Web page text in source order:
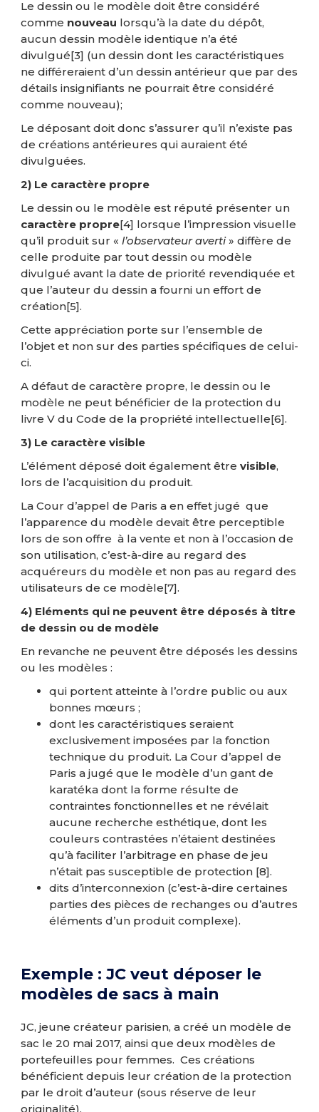
Le dessin ou le modèle doit être considéré
comme nouveau lorsqu’à la date du dépôt,
aucun dessin modèle identique n’a été
divulgué[3] (un dessin dont les caractéristiques
ne différeraient d’un dessin antérieur que par des
détails insignifiants ne pourrait être considéré
comme nouveau);
Le déposant doit donc s’assurer qu’il n’existe pas
de créations antérieures qui auraient été
divulguées.
2) Le caractère propre
Le dessin ou le modèle est réputé présenter un
caractère propre[4] lorsque l’impression visuelle
qu’il produit sur « l’observateur averti» diffère de
celle produite par tout dessin ou modèle
divulgué avant la date de priorité revendiquée et
que l’auteur du dessin a fourni un effort de
création[5].
Cette appréciation porte sur l’ensemble de
l’objet et non sur des parties spécifiques de celui-
ci.
A défaut de caractère propre, le dessin ou le
modèle ne peut bénéficier de la protection du
livre V du Code de la propriété intellectuelle[6].
3) Le caractère visible
L’élément déposé doit également être visible,
lors de l’acquisition du produit.
La Cour d’appel de Paris a en effet jugé que
l’apparence du modèle devait être perceptible
lors de son offre à la vente et non à l’occasion de
son utilisation, c’est-à-dire au regard des
acquéreurs du modèle et non pas au regard des
utilisateurs de ce modèle[7].
4) Eléments qui ne peuvent être déposés à titre
de dessin ou de modèle
En revanche ne peuvent être déposés les dessins
ou les modèles :
qui portent atteinte à l’ordre public ou aux
bonnes mœurs ;
dont les caractéristiques seraient
exclusivement imposées par la fonction
technique du produit. La Cour d’appel de
Paris a jugé que le modèle d’un gant de
karatéka dont la forme résulte de
contraintes fonctionnelles et ne révélait
aucune recherche esthétique, dont les
couleurs contrastées n’étaient destinées
qu’à faciliter l’arbitrage en phase de jeu
n’était pas susceptible de protection [8].
dits d’interconnexion (c’est-à-dire certaines
parties des pièces de rechanges ou d’autres
éléments d’un produit complexe).
Exemple : JC veut déposer le
modèles de sacs à main
JC, jeune créateur parisien, a créé un modèle de
sac le 20 mai 2017, ainsi que deux modèles de
portefeuilles pour femmes. Ces créations
bénéficient depuis leur création de la protection
par le droit d’auteur (sous réserve de leur
originalité).